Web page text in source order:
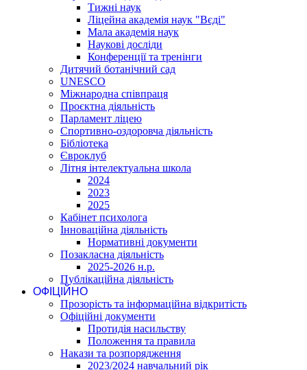
Тижні наук
Ліцейна академія наук "Вєді"
Мала академія наук
Наукові досліди
Конференції та тренінги
Дитячий ботанічний сад
UNESCO
Міжнародна співпраця
Проєктна діяльність
Парламент ліцею
Спортивно-оздоровча діяльність
Бібліотека
Євроклуб
Літня інтелектуальна школа
2024
2023
2025
Кабінет психолога
Інноваційна діяльність
Нормативні документи
Позакласна діяльність
2025-2026 н.р.
Публікаційна діяльність
ОФІЦІЙНО
Прозорість та інформаційна відкритість
Офіційні документи
Протидія насильству
Положення та правила
Накази та розпорядження
2023/2024 навчальний рік